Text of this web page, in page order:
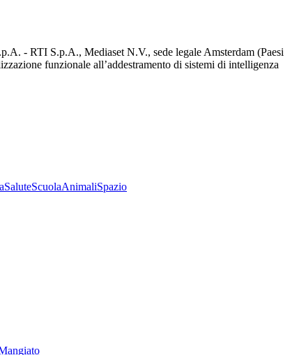
- RTI S.p.A., Mediaset N.V., sede legale Amsterdam (Paesi
funzionale all’addestramento di sistemi di intelligenza
SaluteScuolaAnimaliSpazio